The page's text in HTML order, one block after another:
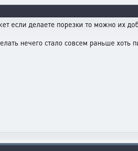
делаете порезки то можно их
нечего стало совсем раньше хоть